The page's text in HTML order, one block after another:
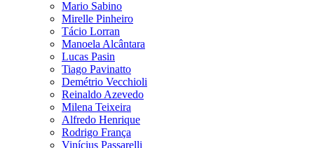
Mario Sabino
Mirelle Pinheiro
Tácio Lorran
Manoela Alcântara
Lucas Pasin
Tiago Pavinatto
Demétrio Vecchioli
Reinaldo Azevedo
Milena Teixeira
Alfredo Henrique
Rodrigo França
Vinícius Passarelli